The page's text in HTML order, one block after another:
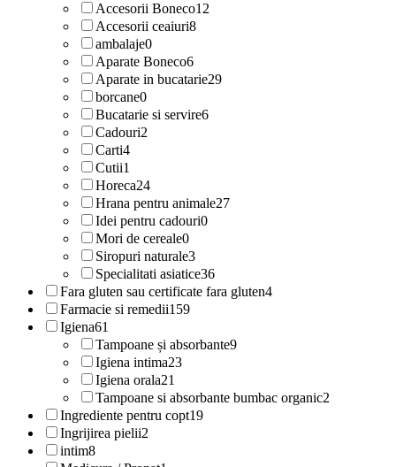
Accesorii Boneco12
Accesorii ceaiuri8
ambalaje0
Aparate Boneco6
Aparate in bucatarie29
borcane0
Bucatarie si servire6
Cadouri2
Carti4
Cutii1
Horeca24
Hrana pentru animale27
Idei pentru cadouri0
Mori de cereale0
Siropuri naturale3
Specialitati asiatice36
Fara gluten sau certificate fara gluten4
Farmacie si remedii159
Igiena61
Tampoane și absorbante9
Igiena intima23
Igiena orala21
Tampoane si absorbante bumbac organic2
Ingrediente pentru copt19
Ingrijirea pielii2
intim8